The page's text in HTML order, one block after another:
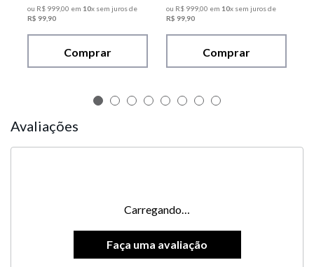
ou R$ 99900 em 10x sem juros de
R$ 99 90
Comprar
ou R$ 99900 em 10x sem juros de
R$ 99 90
Comprar
Avaliações
Carregando…